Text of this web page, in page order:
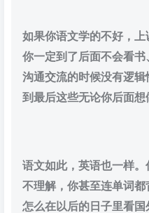
如果你语文学的不好，上
你一定到了后面不会看
沟通交流的时候没有逻辑
到最后这些无论你后面想
语文如此，英语也一样
不理解，你甚至连单词
怎么在以后的日子里看